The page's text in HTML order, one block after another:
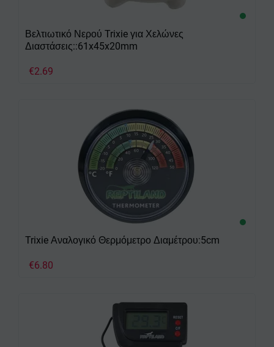
Βελτιωτικό Νερού Trixie για Χελώνες
Διαστάσεις::61x45x20mm
€2.69
Trixie Αναλογικό Θερμόμετρο Διαμέτρου:5cm
€6.80